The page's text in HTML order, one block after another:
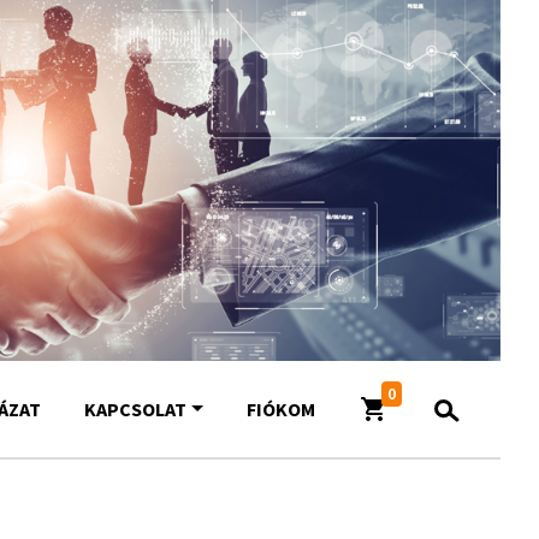
KAPCSOLAT FIÓKOM
0